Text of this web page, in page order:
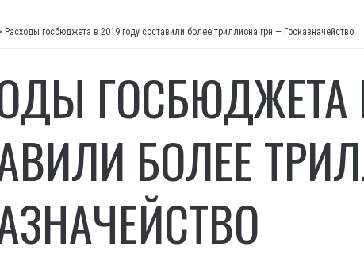
Расходы госбюджета в 2019 году составили более триллиона грн — Госказначейство
ГОСБЮДЖЕТА
БОЛЕЕ